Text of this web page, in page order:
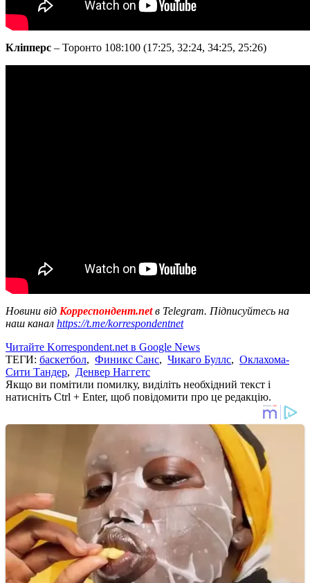
Кліпперс – Торонто 108:100 (17:25, 32:24, 34:25, 25:26)
Новини від Корреспондент.netв Telegram. Підписуйтесь на
наш канал https://t.me/korrespondentnet
Читайте Korrespondent.net в Google News
ТЕГИ: баскетбол, Финикс Санс, Чикаго Буллс, Оклахома-
Сити Тандер, Денвер Наггетс
Якщо ви помітили помилку, виділіть необхідний текст і
натисніть Ctrl + Enter, щоб повідомити про це редакцію.